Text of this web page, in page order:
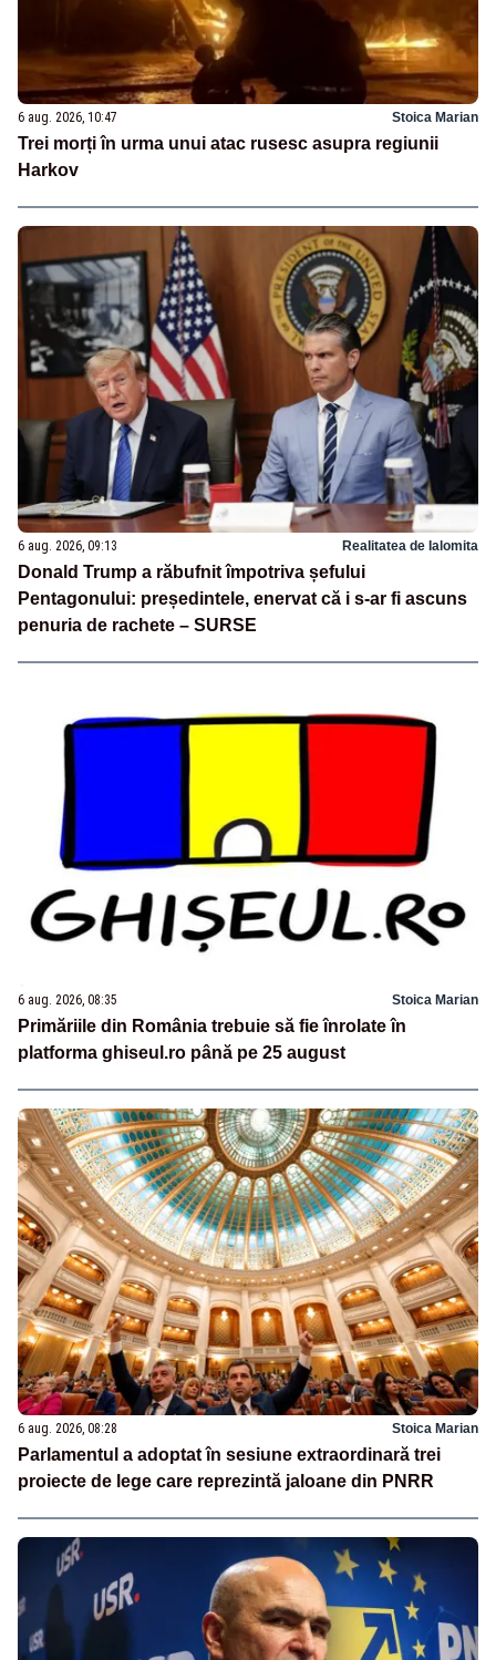
6 aug. 2026, 10:47 Stoica Marian
Trei morți în urma unui atac rusesc asupra regiunii
Harkov
6 aug. 2026, 09:13 Realitatea de Ialomita
Donald Trump a răbufnit împotriva șefului
Pentagonului: președintele, enervat că i s-ar fi ascuns
penuria de rachete – SURSE
6 aug. 2026, 08:35 Stoica Marian
Primăriile din România trebuie să fie înrolate în
platforma ghiseul.ro până pe 25 august
6 aug. 2026, 08:28 Stoica Marian
Parlamentul a adoptat în sesiune extraordinară trei
proiecte de lege care reprezintă jaloane din PNRR